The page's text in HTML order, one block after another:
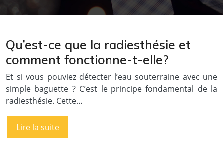
Qu’est-ce que la radiesthésie et
comment fonctionne-t-elle?
Et si vous pouviez détecter l’eau souterraine avec une
simple baguette ? C’est le principe fondamental de la
radiesthésie. Cette…
Lire la suite